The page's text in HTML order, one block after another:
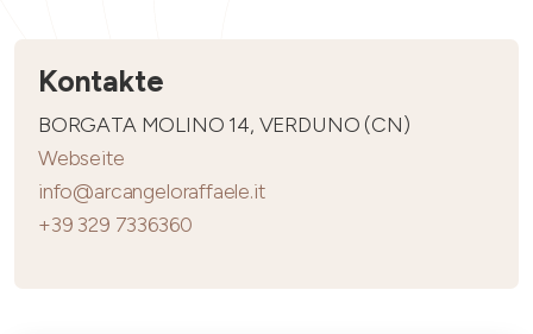
Kontakte
BORGATA MOLINO 14, VERDUNO (CN)
Webseite
info@arcangeloraffaele.it
+39 329 7336360